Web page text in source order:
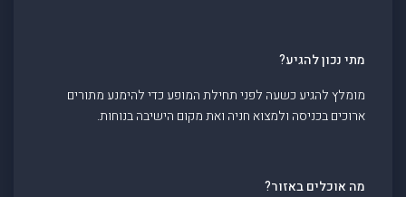
מתי נכון להגיע?
מומלץ להגיע כשעה לפני תחילת המופע כדי להימנע מתורים
ארוכים בכניסה ולמצוא חניה ואת מקום הישיבה בנוחות.
מה אוכלים באזור?